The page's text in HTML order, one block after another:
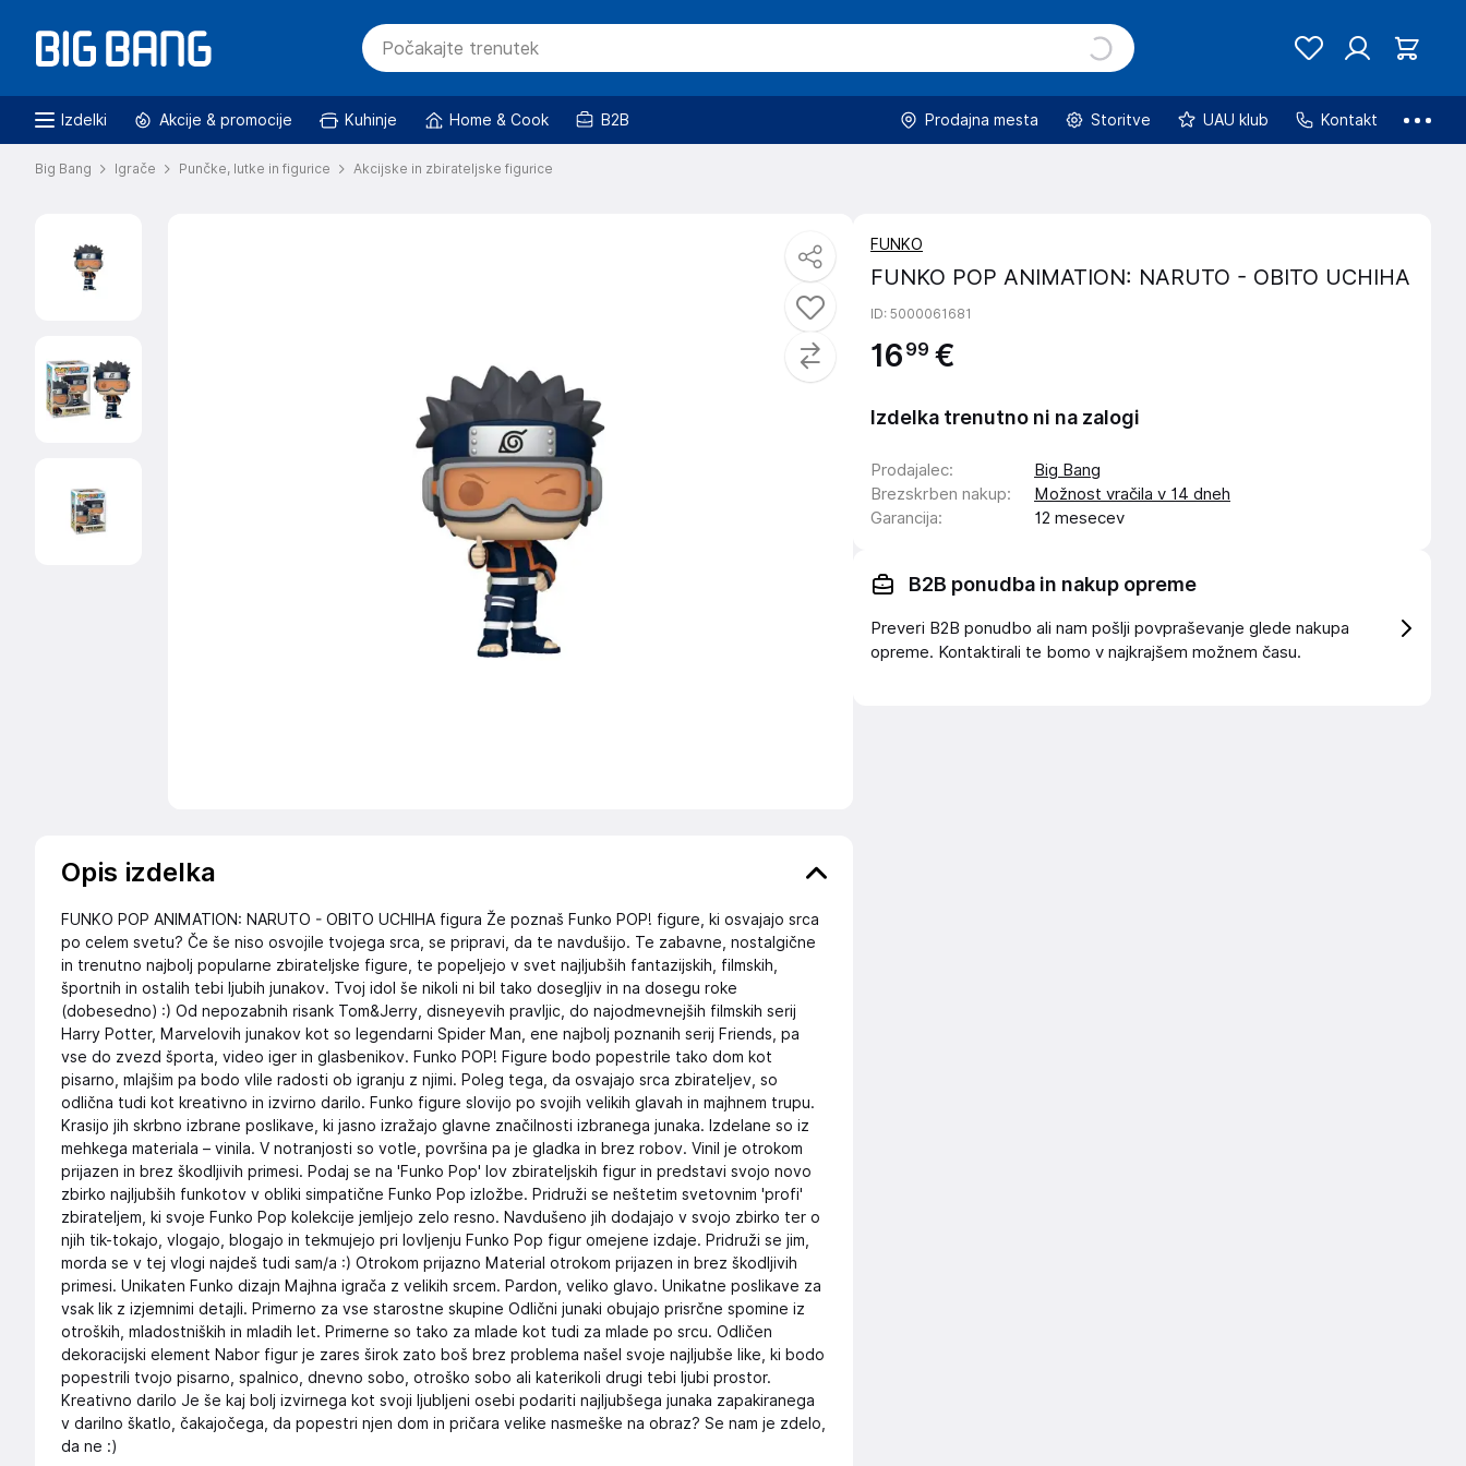
Izdelki Akcije & promocije Kuhinje Home & Cook B2B Prodajna mesta Storitve UAU klub Kontakt
Big Bang Igrače Punčke, lutke in figurice Akcijske in zbirateljske figurice
Opis izdelka
FUNKO POP ANIMATION: NARUTO - OBITO UCHIHA figura Že poznaš Funko POP! figure, ki osvajajo srca
po celem svetu? Če še niso osvojile tvojega srca, se pripravi, da te navdušijo. Te zabavne, nostalgične
in trenutno najbolj popularne zbirateljske figure, te popeljejo v svet najljubših fantazijskih, filmskih,
športnih in ostalih tebi ljubih junakov. Tvoj idol še nikoli ni bil tako dosegljiv in na dosegu roke
(dobesedno) :) Od nepozabnih risank Tom&Jerry, disneyevih pravljic, do najodmevnejših filmskih serij
Harry Potter, Marvelovih junakov kot so legendarni Spider Man, ene najbolj poznanih serij Friends, pa
vse do zvezd športa, video iger in glasbenikov. Funko POP! Figure bodo popestrile tako dom kot
pisarno, mlajšim pa bodo vlile radosti ob igranju z njimi. Poleg tega, da osvajajo srca zbirateljev, so
odlična tudi kot kreativno in izvirno darilo. Funko figure slovijo po svojih velikih glavah in majhnem trupu.
Krasijo jih skrbno izbrane poslikave, ki jasno izražajo glavne značilnosti izbranega junaka. Izdelane so iz
mehkega materiala – vinila. V notranjosti so votle, površina pa je gladka in brez robov. Vinil je otrokom
prijazen in brez škodljivih primesi. Podaj se na 'Funko Pop' lov zbirateljskih figur in predstavi svojo novo
zbirko najljubših funkotov v obliki simpatične Funko Pop izložbe. Pridruži se neštetim svetovnim 'profi'
zbirateljem, ki svoje Funko Pop kolekcije jemljejo zelo resno. Navdušeno jih dodajajo v svojo zbirko ter o
njih tik-tokajo, vlogajo, blogajo in tekmujejo pri lovljenju Funko Pop figur omejene izdaje. Pridruži se jim,
morda se v tej vlogi najdeš tudi sam/a :) Otrokom prijazno Material otrokom prijazen in brez škodljivih
primesi. Unikaten Funko dizajn Majhna igrača z velikih srcem. Pardon, veliko glavo. Unikatne poslikave za
vsak lik z izjemnimi detajli. Primerno za vse starostne skupine Odlični junaki obujajo prisrčne spomine iz
otroških, mladostniških in mladih let. Primerne so tako za mlade kot tudi za mlade po srcu. Odličen
dekoracijski element Nabor figur je zares širok zato boš brez problema našel svoje najljubše like, ki bodo
popestrili tvojo pisarno, spalnico, dnevno sobo, otroško sobo ali katerikoli drugi tebi ljubi prostor.
Kreativno darilo Je še kaj bolj izvirnega kot svoji ljubljeni osebi podariti najljubšega junaka zapakiranega
v darilno škatlo, čakajočega, da popestri njen dom in pričara velike nasmeške na obraz? Se nam je zdelo,
da ne :)
FUNKO
FUNKO POP ANIMATION: NARUTO - OBITO UCHIHA
ID: 5000061681
16 99 €
Izdelka trenutno ni na zalogi
Prodajalec:
Big Bang
Brezskrben nakup:
Možnost vračila v 14 dneh
Garancija: 12 mesecev
B2B ponudba in nakup opreme
Preveri B2B ponudbo ali nam pošlji povpraševanje glede nakupa
opreme. Kontaktirali te bomo v najkrajšem možnem času.